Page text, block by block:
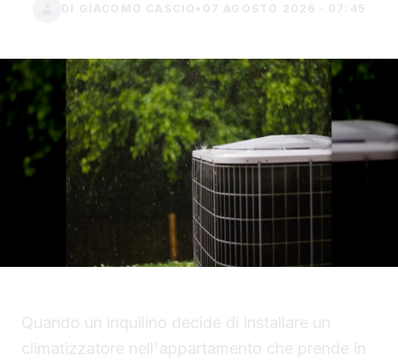
DI GIACOMO CASCIO • 07 AGOSTO 2026 · 07:45
Quando un inquilino decide di installare un
climatizzatore nell'appartamento che prende in